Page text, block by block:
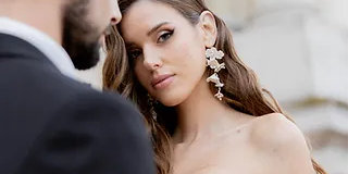
Veletta sposa Floreale Como
Velo sposa floreale Peony
Velo sposa Floreale Como
Velo sposa Perla
Velo sposa Valentina Blossom
Velo da sposa Perla